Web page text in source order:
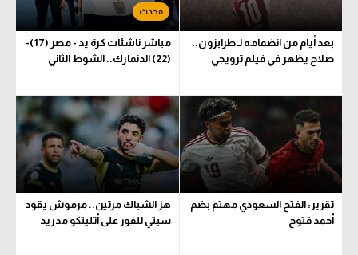
بعد أيام من انضمامه لـ طرابزون..
صلاح يظهر في فيلم ترويجي
مباشر ناشئات كرة يد - مصر (17)-
(22) الدنمارك.. الشوط الثاني
تقرير: الفتح السعودي مهتم بضم
أحمد فتوح
هز الشباك مرتين.. مرموش يقود
سيتي للفوز على أتليتكو مدريد